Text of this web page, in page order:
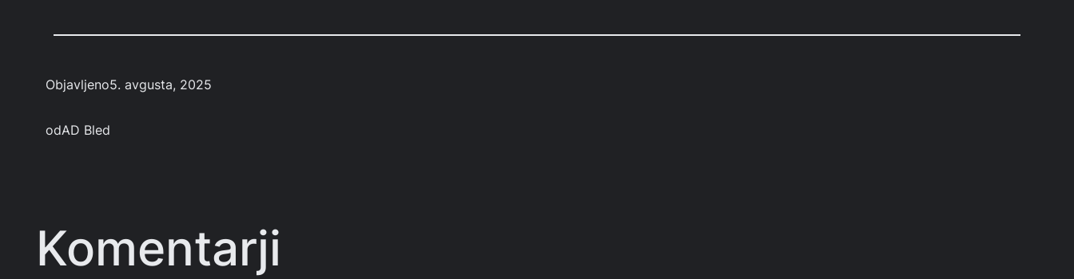
Objavljeno5. avgusta, 2025
odAD Bled
Komentarji